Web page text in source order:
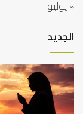
« يوليو
الجديد